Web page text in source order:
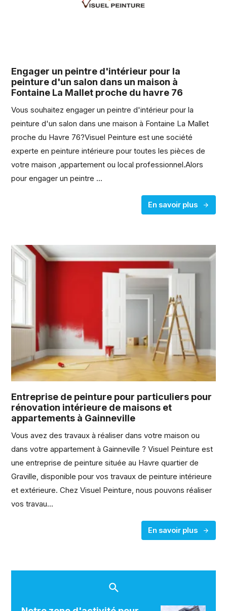
Engager un peintre d'intérieur pour la
peinture d'un salon dans un maison à
Fontaine La Mallet proche du havre 76
Vous souhaitez engager un peintre d'intérieur pour la
peinture d'un salon dans une maison à Fontaine La Mallet
proche du Havre 76?Visuel Peinture est une société
experte en peinture intérieure pour toutes les pièces de
votre maison ,appartement ou local professionnel.Alors
pour engager un peintre ...
En savoir plus
Entreprise de peinture pour particuliers pour
rénovation intérieure de maisons et
appartements à Gainneville
Vous avez des travaux à réaliser dans votre maison ou
dans votre appartement à Gainneville ? Visuel Peinture est
une entreprise de peinture située au Havre quartier de
Graville, disponible pour vos travaux de peinture intérieure
et extérieure. Chez Visuel Peinture, nous pouvons réaliser
vos travau...
En savoir plus